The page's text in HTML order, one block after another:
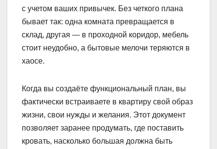
с учетом ваших привычек. Без четкого плана
бывает так: одна комната превращается в
склад, другая — в проходной коридор, мебель
стоит неудобно, а бытовые мелочи теряются в
хаосе.
Когда вы создаёте функциональный план, вы
фактически встраиваете в квартиру свой образ
жизни, свои нужды и желания. Этот документ
позволяет заранее продумать, где поставить
кровать, насколько большая должна быть